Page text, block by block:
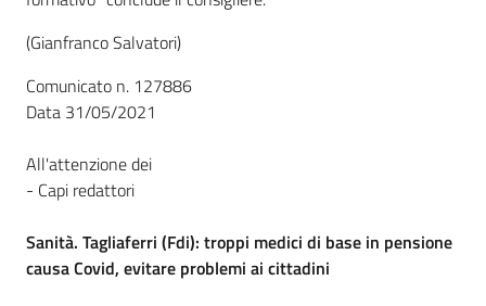
(Gianfranco Salvatori)
Comunicato n. 127886
Data 31/05/2021
All'attenzione dei
- Capi redattori
Sanità. Tagliaferri (Fdi): troppi medici di base in pensione
causa Covid, evitare problemi ai cittadini